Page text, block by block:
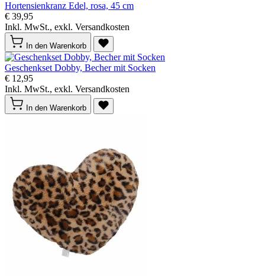
Hortensienkranz Edel, rosa, 45 cm
€ 39,95
Inkl. MwSt., exkl. Versandkosten
In den Warenkorb
Geschenkset Dobby, Becher mit Socken
€ 12,95
Inkl. MwSt., exkl. Versandkosten
In den Warenkorb